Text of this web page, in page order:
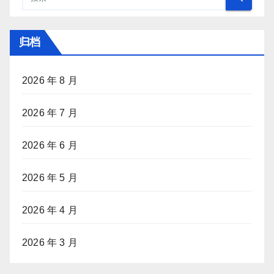
归档
2026 年 8 月
2026 年 7 月
2026 年 6 月
2026 年 5 月
2026 年 4 月
2026 年 3 月